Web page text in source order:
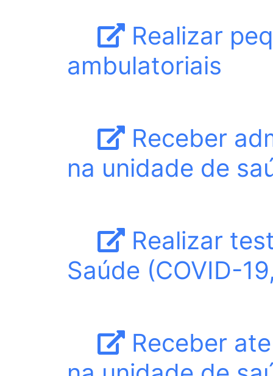
Realizar
ambulatoriais
Receber
na unidade de
Realizar
Saúde (COVID-
Receber